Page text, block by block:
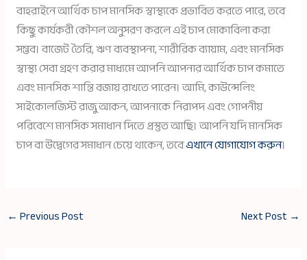
বাহরাইনে আর্থিক চাপ মানসিক স্বাস্থ্যকে প্রভাবিত করতে পারে, তবে
কিছু কার্যকরী কৌশল অনুসরণ করলে এই চাপ মোকাবিলা করা
সম্ভব। বাজেট তৈরি, ঋণ ব্যবস্থাপনা, শারীরিক ব্যায়াম, এবং মানসিক
স্বাস্থ্য সেবা গ্রহণ করার মাধ্যমে আপনি আপনার আর্থিক চাপ কমাতে
এবং মানসিক শান্তি বজায় রাখতে পারেন। আমি, কাউন্সেলিং
সাইকোলজিস্ট রাজু আকন, আপনাকে নিরাপদ এবং গোপনীয়
পরিবেশে মানসিক সমাধান দিতে প্রস্তুত আছি। আপনি যদি মানসিক
চাপ বা উদ্বেগের সমাধান চেয়ে থাকেন, তবেএখানে যোগাযোগ করুন।
← Previous Post Next Post →